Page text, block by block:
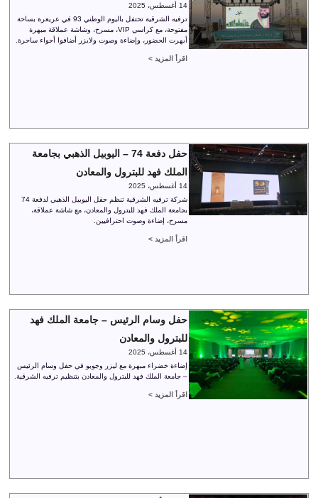
14 أغسطس، 2025
ترفيه الشرقية تحتفل باليوم الوطني 93 في عريعرة بساحة
مفتوحة، مع كراسي VIP، مسرح، وشاشة عملاقة مبهرة
أبهرت الحضور، وإضاءة وصوت ولايزر أضافوا أجواء ساحرة.
اقرأ المزيد >
حفل دفعة 74 – اليوبيل الذهبي بجامعة
الملك فهد للبترول والمعادن
14 أغسطس، 2025
شركة ترفيه الشرقية تنظم حفل اليوبيل الذهبي لدفعة 74
بجامعة الملك فهد للبترول والمعادن، مع شاشة عملاقة،
مسرح، إضاءة وصوت احترافيين.
اقرأ المزيد >
حفل وسام الرئيس – جامعة الملك فهد
للبترول والمعادن
14 أغسطس، 2025
إضاءة خضراء مبهرة مع ليزر وجوبو في حفل وسام الرئيس
– جامعة الملك فهد للبترول والمعادن بتنظيم ترفيه الشرقية.
اقرأ المزيد >